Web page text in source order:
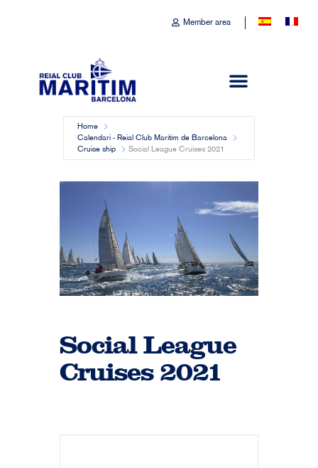
Member area
Home
Calendari - Reial Club Marítim de Barcelona
Cruise ship
Social League Cruises 2021
Social League
Cruises 2021